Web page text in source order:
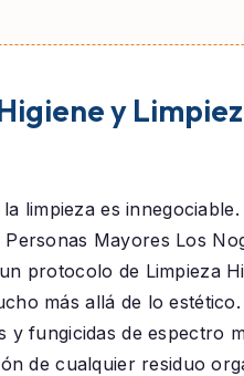
y
limpieza es
Personas Mayores Los
protocolo de Limpieza
más allá de lo
y fungicidas de espectro
de cualquier residuo